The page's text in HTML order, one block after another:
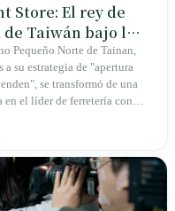
Store: El rey de
Taiwán bajo las
de mariscos a
durante treinta
Pequeño Norte de Tainan,
a su estrategia de "apertura
se transformó de una
en el líder de ferretería con
el salvavidas nocturno de los